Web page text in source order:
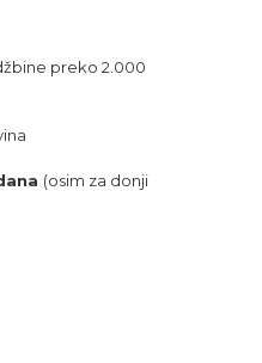
preko 2.000
(osim za donji